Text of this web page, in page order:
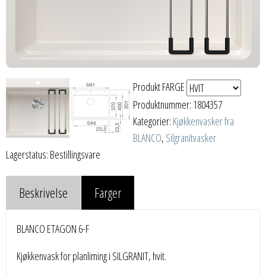
Produkt FARGE
Produktnummer: 1804357
Kategorier: Kjøkkenvasker fra
BLANCO, Silgranitvasker
Lagerstatus: Bestillingsvare
Beskrivelse Farger
BLANCO ETAGON 6-F
Kjøkkenvask for planliming i SILGRANIT, hvit.